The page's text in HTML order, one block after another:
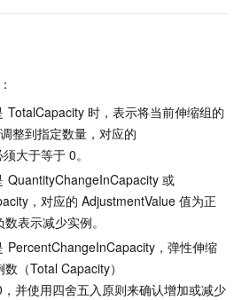
TotalCapacity 时，表示将当前伸缩组的
整到指定数量，对应的
须大于等于 0。
QuantityChangeInCapacity 或
，对应的 AdjustmentValue 值为正
表示减少实例。
PercentChangeInCapacity，弹性伸缩
（Total Capacity）
并使用四舍五入原则来确认增加或减少